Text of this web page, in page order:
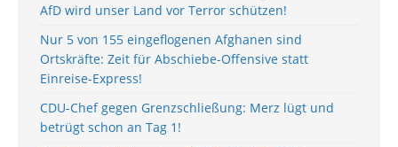
AfD wird unser Land vor Terror schützen!
Nur 5 von 155 eingeflogenen Afghanen sind
Ortskräfte: Zeit für Abschiebe-Offensive statt
Einreise-Express!
CDU-Chef gegen Grenzschließung: Merz lügt und
betrügt schon an Tag 1!